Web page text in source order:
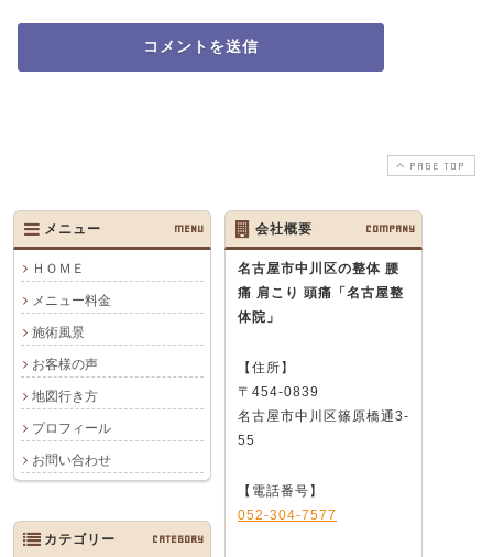
PAGE TOP
メニュー MENU
ＨＯＭＥ
メニュー料金
施術風景
お客様の声
地図行き方
プロフィール
お問い合わせ
会社概要 COMPANY
名古屋市中川区の整体 腰
痛 肩こり 頭痛 「名古屋整
体院」
【住所】
〒454-0839
名古屋市中川区篠原橋通3-
55
【電話番号】
052-304-7577
カテゴリー CATEGORY